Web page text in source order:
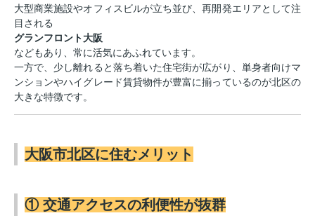
大型商業施設やオフィスビルが立ち並び、再開発エリアとして注
目される
グランフロント大阪
などもあり、常に活気にあふれています。
一方で、少し離れると落ち着いた住宅街が広がり、単身者向けマ
ンションやハイグレード賃貸物件が豊富に揃っているのが北区の
大きな特徴です。
大阪市北区に住むメリット
① 交通アクセスの利便性が抜群